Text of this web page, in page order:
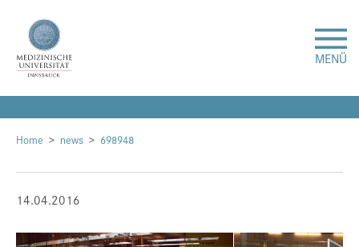
MENÜ
Forschung
Studium & Lehre
Home news 698948
14.04.2016